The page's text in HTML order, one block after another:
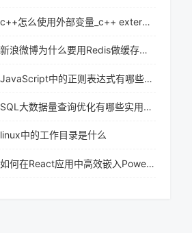
c++怎么使用外部变量_c++ extern关键字作用是什么
新浪微博为什么要用Redis做缓存和数据存储
JavaScript中的正则表达式有哪些高效的使用技巧？
SQL大数据量查询优化有哪些实用方法
linux中的工作目录是什么
如何在React应用中高效嵌入Power BI单个视觉组件